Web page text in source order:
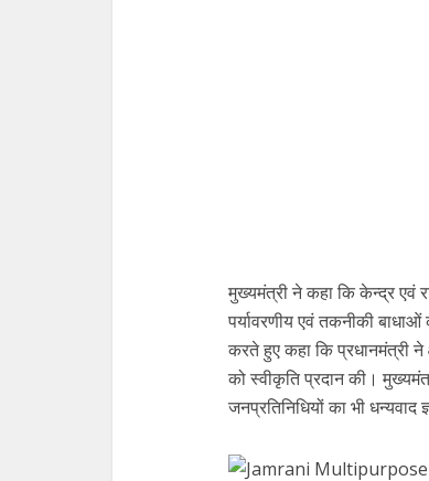
मुख्यमंत्री ने कहा कि केन्द्र एवं
पर्यावरणीय एवं तकनीकी
करते हुए कहा कि प्रधानमंत्री ने
को स्वीकृति प्रदान की।
जनप्रतिनिधियों का भी धन्यवाद